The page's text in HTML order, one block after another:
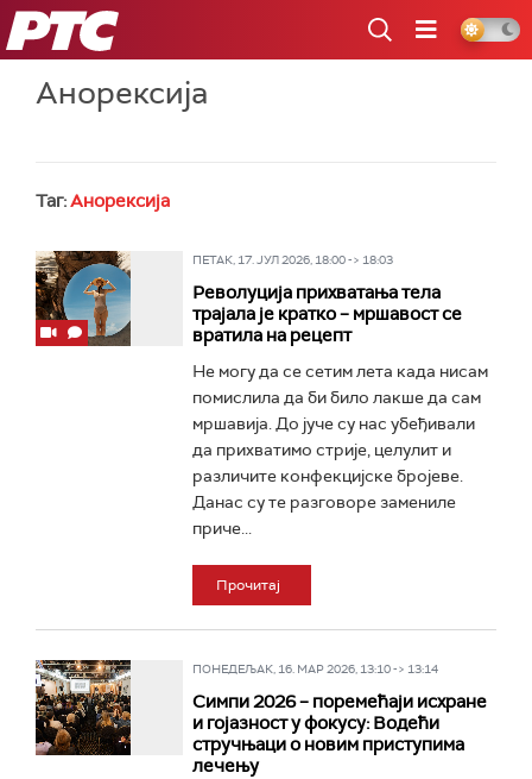
РТС
Анорексија
Таг:Анорексија
ПЕТАК, 17. ЈУЛ 2026, 18:00 -> 18:03
Револуција прихватања тела
трајала је кратко – мршавост се
вратила на рецепт
Не могу да се сетим лета када нисам
помислила да би било лакше да сам
мршавија. До јуче су нас убеђивали
да прихватимо стрије, целулит и
различите конфекцијске бројеве.
Данас су те разговоре замениле
приче...
Прочитај
ПОНЕДЕЉАК, 16. МАР 2026, 13:10 -> 13:14
Симпи 2026 – поремећаји исхране
и гојазност у фокусу: Водећи
стручњаци о новим приступима
лечењу